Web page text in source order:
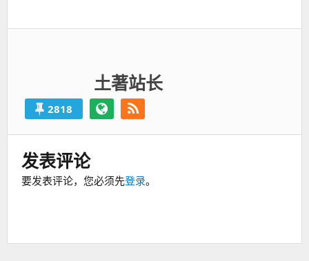
土著站长
2818
发表评论
要发表评论，您必须先登录。